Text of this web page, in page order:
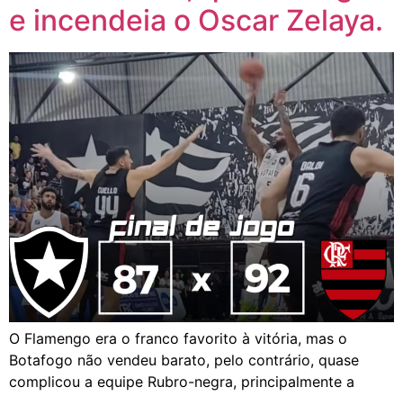
e incendeia o Oscar Zelaya.
O Flamengo era o franco favorito à vitória, mas o
Botafogo não vendeu barato, pelo contrário, quase
complicou a equipe Rubro-negra, principalmente a